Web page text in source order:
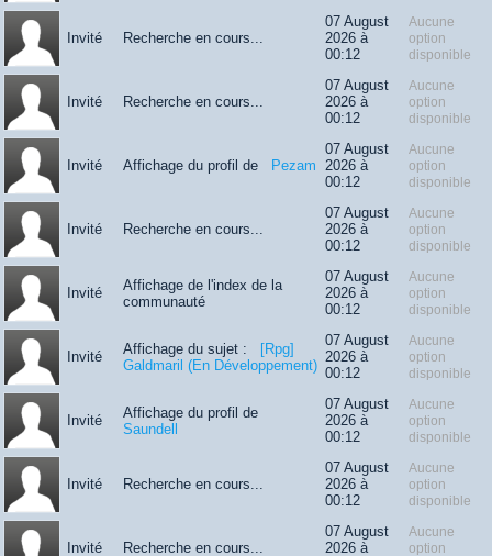
Invité Recherche en cours...
07 August
2026 à
00:12
Aucune
option
disponible
Invité Recherche en cours...
07 August
2026 à
00:12
Aucune
option
disponible
Invité Affichage du profil de Pezam
07 August
2026 à
00:12
Aucune
option
disponible
Invité Recherche en cours...
07 August
2026 à
00:12
Aucune
option
disponible
Invité
Affichage de l'index de la
communauté
07 August
2026 à
00:12
Aucune
option
disponible
Invité Affichage du sujet :
[Rpg]
Galdmaril (En Développement)
07 August
2026 à
00:12
Aucune
option
disponible
Invité
Affichage du profil de
Saundell
07 August
2026 à
00:12
Aucune
option
disponible
Invité Recherche en cours...
07 August
2026 à
00:12
Aucune
option
disponible
Invité Recherche en cours...
07 August
2026 à
Aucune
option